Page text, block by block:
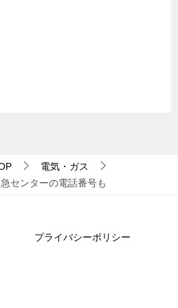
電気・ガス
センターの電話番号も
プライバシーポリシー